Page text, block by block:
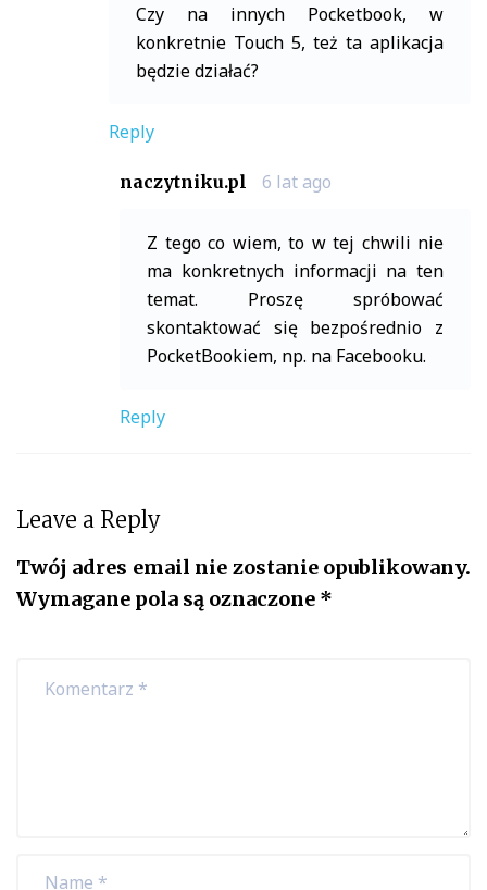
Czy na innych Pocketbook, w
konkretnie Touch 5, też ta aplikacja
będzie działać?
Reply
naczytniku.pl 6 lat ago
Z tego co wiem, to w tej chwili nie
ma konkretnych informacji na ten
temat. Proszę spróbować
skontaktować się bezpośrednio z
PocketBookiem, np. na Facebooku.
Reply
Leave a Reply
Twój adres email nie zostanie opublikowany.
Wymagane pola są oznaczone *